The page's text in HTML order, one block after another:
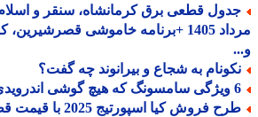
مرداد 1405 +برنامه خاموشی قصرشیرین،
به شجاع و بیرانوند چه گفت؟
فروش کیا اسپورتیج 2025 با قیمت قطعی